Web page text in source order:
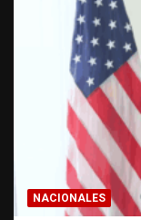
NACIONALES